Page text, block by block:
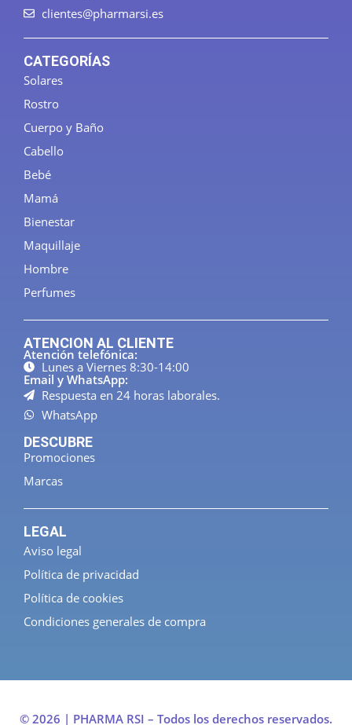
clientes@pharmarsi.es
CATEGORÍAS
Solares
Rostro
Cuerpo y Baño
Cabello
Bebé
Mamá
Bienestar
Maquillaje
Hombre
Perfumes
ATENCION AL CLIENTE
Atención telefónica:
Lunes a Viernes 8:30-14:00
Email y WhatsApp:
Respuesta en 24 horas laborales.
WhatsApp
DESCUBRE
Promociones
Marcas
LEGAL
Aviso legal
Política de privacidad
Política de cookies
Condiciones generales de compra
© 2026 | PHARMA RSI – Todos los derechos reservados.